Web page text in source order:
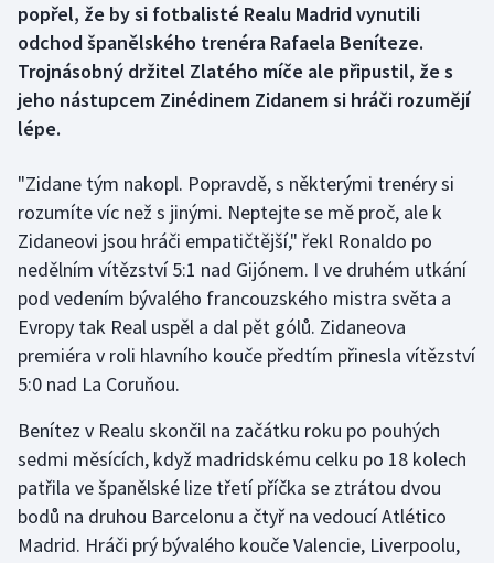
Box
Curling
Dostihy
Florbal
Golf
Gymnastika
Házená
Jezdectví
Judo
Krasobruslení
popřel, že by si fotbalisté Realu Madrid vynutili
odchod španělského trenéra Rafaela Beníteze.
Trojnásobný držitel Zlatého míče ale připustil, že s
jeho nástupcem Zinédinem Zidanem si hráči rozumějí
lépe.
"Zidane tým nakopl. Popravdě, s některými trenéry si
rozumíte víc než s jinými. Neptejte se mě proč, ale k
Zidaneovi jsou hráči empatičtější," řekl Ronaldo po
nedělním vítězství 5:1 nad Gijónem. I ve druhém utkání
pod vedením bývalého francouzského mistra světa a
Evropy tak Real uspěl a dal pět gólů. Zidaneova
premiéra v roli hlavního kouče předtím přinesla vítězství
5:0 nad La Coruňou.
Benítez v Realu skončil na začátku roku po pouhých
sedmi měsících, když madridskému celku po 18 kolech
patřila ve španělské lize třetí příčka se ztrátou dvou
bodů na druhou Barcelonu a čtyř na vedoucí Atlético
Madrid. Hráči prý bývalého kouče Valencie, Liverpoolu,